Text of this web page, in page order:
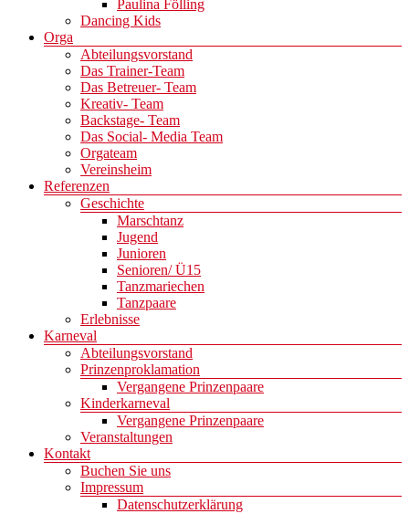
Paulina Fölling
Dancing Kids
Orga
Abteilungsvorstand
Das Trainer-Team
Das Betreuer- Team
Kreativ- Team
Backstage- Team
Das Social- Media Team
Orgateam
Vereinsheim
Referenzen
Geschichte
Marschtanz
Jugend
Junioren
Senioren/ Ü15
Tanzmariechen
Tanzpaare
Erlebnisse
Karneval
Abteilungsvorstand
Prinzenproklamation
Vergangene Prinzenpaare
Kinderkarneval
Vergangene Prinzenpaare
Veranstaltungen
Kontakt
Buchen Sie uns
Impressum
Datenschutzerklärung